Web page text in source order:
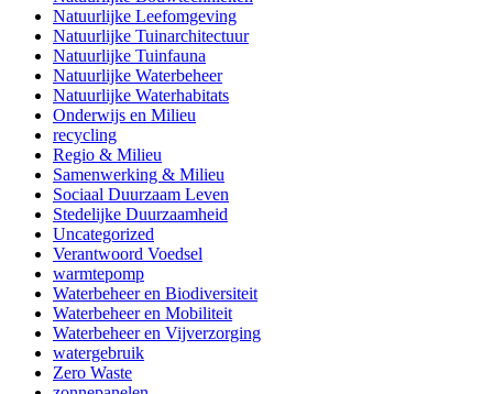
Natuurlijke Leefomgeving
Natuurlijke Tuinarchitectuur
Natuurlijke Tuinfauna
Natuurlijke Waterbeheer
Natuurlijke Waterhabitats
Onderwijs en Milieu
recycling
Regio & Milieu
Samenwerking & Milieu
Sociaal Duurzaam Leven
Stedelijke Duurzaamheid
Uncategorized
Verantwoord Voedsel
warmtepomp
Waterbeheer en Biodiversiteit
Waterbeheer en Mobiliteit
Waterbeheer en Vijverzorging
watergebruik
Zero Waste